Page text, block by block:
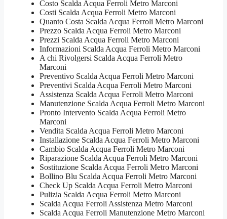
Costo Scalda Acqua Ferroli Metro Marconi
Costi Scalda Acqua Ferroli Metro Marconi
Quanto Costa Scalda Acqua Ferroli Metro Marconi
Prezzo Scalda Acqua Ferroli Metro Marconi
Prezzi Scalda Acqua Ferroli Metro Marconi
Informazioni Scalda Acqua Ferroli Metro Marconi
A chi Rivolgersi Scalda Acqua Ferroli Metro
Marconi
Preventivo Scalda Acqua Ferroli Metro Marconi
Preventivi Scalda Acqua Ferroli Metro Marconi
Assistenza Scalda Acqua Ferroli Metro Marconi
Manutenzione Scalda Acqua Ferroli Metro Marconi
Pronto Intervento Scalda Acqua Ferroli Metro
Marconi
Vendita Scalda Acqua Ferroli Metro Marconi
Installazione Scalda Acqua Ferroli Metro Marconi
Cambio Scalda Acqua Ferroli Metro Marconi
Riparazione Scalda Acqua Ferroli Metro Marconi
Sostituzione Scalda Acqua Ferroli Metro Marconi
Bollino Blu Scalda Acqua Ferroli Metro Marconi
Check Up Scalda Acqua Ferroli Metro Marconi
Pulizia Scalda Acqua Ferroli Metro Marconi
Scalda Acqua Ferroli Assistenza Metro Marconi
Scalda Acqua Ferroli Manutenzione Metro Marconi